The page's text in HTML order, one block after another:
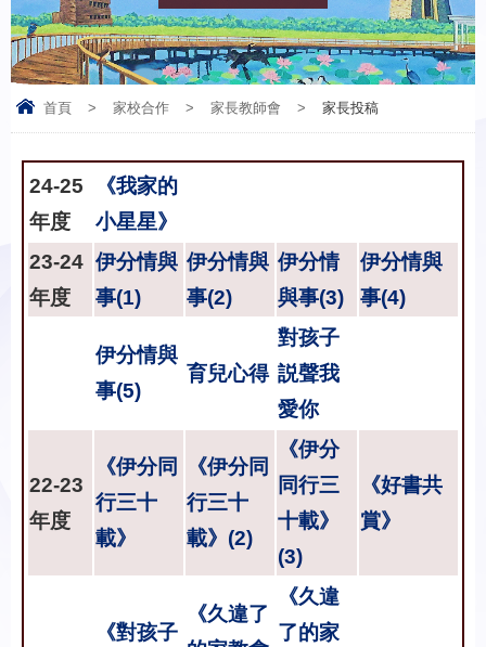
首頁 > 家校合作 > 家長教師會 > 家長投稿
24-25
年度
《我家的
小星星》
23-24
年度
伊分情與
事(1)
伊分情與
事(2)
伊分情
與事(3)
伊分情與
事(4)
伊分情與
事(5)
育兒心得
對孩子
説聲我
愛你
22-23
年度
《伊分同
行三十
載》
《伊分同
行三十
載》(2)
《伊分
同行三
十載》
(3)
《好書共
賞》
《對孩子
《久違了
《久違
了的家